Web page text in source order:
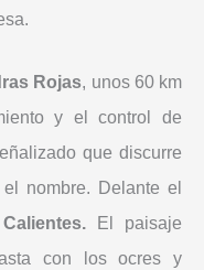
Rojas, unos 60 km
y el control de
que discurre
nombre. Delante el
El paisaje
con los ocres y